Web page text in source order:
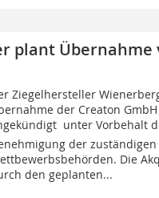
plant Übernahme
Ziegelhersteller
der Creaton GmbH
 unter Vorbehalt
der zuständigen
Die
den geplanten...